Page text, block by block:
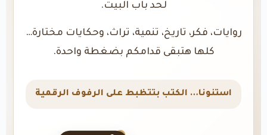
لحد باب البيت.
روايات، فكر، تاريخ، تنمية، تراث، وحكايات مختارة…
كلها هتبقى قدامكم بضغطة واحدة.
استنونا… الكتب بتتظبط على الرفوف الرقمية